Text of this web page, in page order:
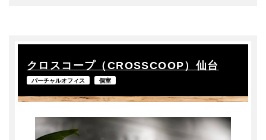
クロスコープ（CROSSCOOP）仙台
バーチャルオフィス 個室